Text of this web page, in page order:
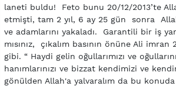
laneti buldu! Feto bunu 20/12/2013’te
etmişti, tam 2 yıl, 6 ay 25 gün sonra
ve adamlarını yakaladı. Garantili bir iş
mısınız, çıkalım basının önüne Ali imran
gibi. “ Haydi gelin oğullarımızı ve
hanımlarınızı ve bizzat kendimizi ve
gönülden Allah'a yalvaralım da bu